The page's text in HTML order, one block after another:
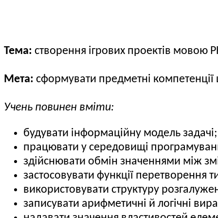
Тема: створення ігрових проектів мовою
Мета: сформувати предметні
Учень повинен вміти:
будувати інформаційну модель задачі;
працювати у середовищі
здійснювати обмін значеннями між
застосовувати функції перетворення
використовувати структуру
записувати арифметичні й логічні